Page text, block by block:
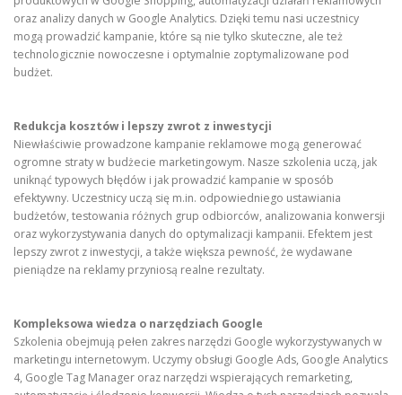
oraz analizy danych w Google Analytics. Dzięki temu nasi uczestnicy
mogą prowadzić kampanie, które są nie tylko skuteczne, ale też
technologicznie nowoczesne i optymalnie zoptymalizowane pod
budżet.
Redukcja kosztów i lepszy zwrot z inwestycji
Niewłaściwie prowadzone kampanie reklamowe mogą generować
ogromne straty w budżecie marketingowym. Nasze szkolenia uczą, jak
uniknąć typowych błędów i jak prowadzić kampanie w sposób
efektywny. Uczestnicy uczą się m.in. odpowiedniego ustawiania
budżetów, testowania różnych grup odbiorców, analizowania konwersji
oraz wykorzystywania danych do optymalizacji kampanii. Efektem jest
lepszy zwrot z inwestycji, a także większa pewność, że wydawane
pieniądze na reklamy przyniosą realne rezultaty.
Kompleksowa wiedza o narzędziach Google
Szkolenia obejmują pełen zakres narzędzi Google wykorzystywanych w
marketingu internetowym. Uczymy obsługi Google Ads, Google Analytics
4, Google Tag Manager oraz narzędzi wspierających remarketing,